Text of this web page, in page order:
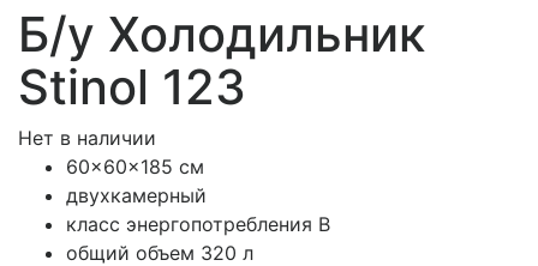
Б/у Холодильник
Stinol 123
Нет в наличии
60x60x185 см
двухкамерный
класс энергопотребления B
общий объем 320 л